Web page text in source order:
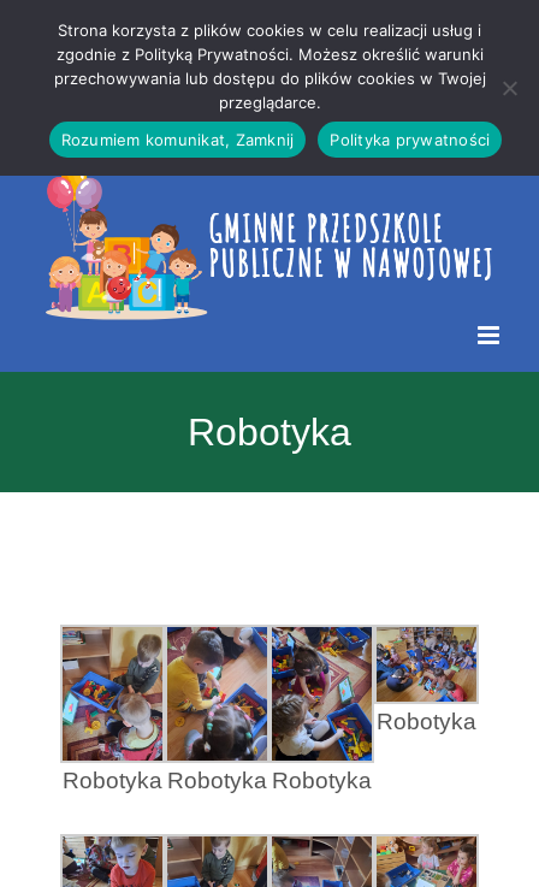
treści
strony
Robotyka
Robotyka Robotyka Robotyka
Robotyka
Strona korzysta z plików cookies w celu realizacji usług i
zgodnie z Polityką Prywatności. Możesz określić warunki
przechowywania lub dostępu do plików cookies w Twojej
przeglądarce.
Rozumiem komunikat, Zamknij
Polityka prywatności